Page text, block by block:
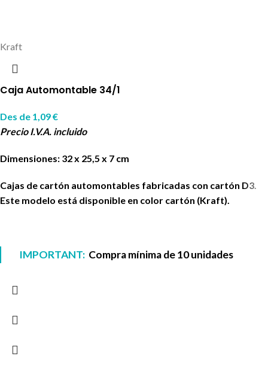
Kraft
Caja Automontable 34/1
Des de 1,09€
Precio I.V.A. incluido
Dimensiones: 32 x 25,5 x 7 cm
Cajas de cartón automontables fabricadas con cartón D3.
Este modelo está disponible en color cartón (Kraft).
IMPORTANT: Compra mínima de 10 unidades